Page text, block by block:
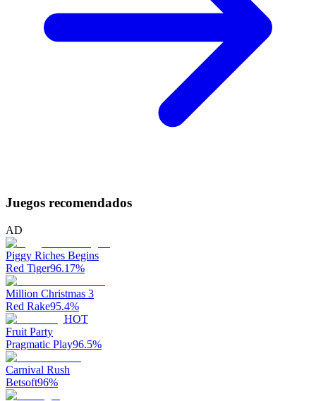
Juegos recomendados
AD
Piggy Riches Begins
Red Tiger96.17%
Million Christmas 3
Red Rake95.4%
HOT
Fruit Party
Pragmatic Play96.5%
Carnival Rush
Betsoft96%